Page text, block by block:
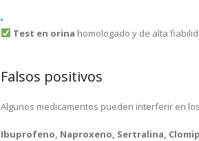
Test en orina homologado y de alta
Falsos positivos
Algunos medicamentos pueden interferir en
Ibuprofeno, Naproxeno, Sertralina,